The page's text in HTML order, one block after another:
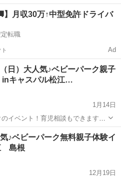
催！》 「子どもはかわ
ろう?」 「赤ちゃんと日中遊ぶに
】月収30万↑中型免許ドライバ
転職
Ad
日）大人気♪ベビーパーク親子
inキャスパル松江…
1月14日
イベント！育児相談もできますよ
いいのに、どうして怒っちゃうんだろう?」 「赤ちゃんと日中遊...
気♪ベビーパーク無料親子体験イ
島根
12月19日